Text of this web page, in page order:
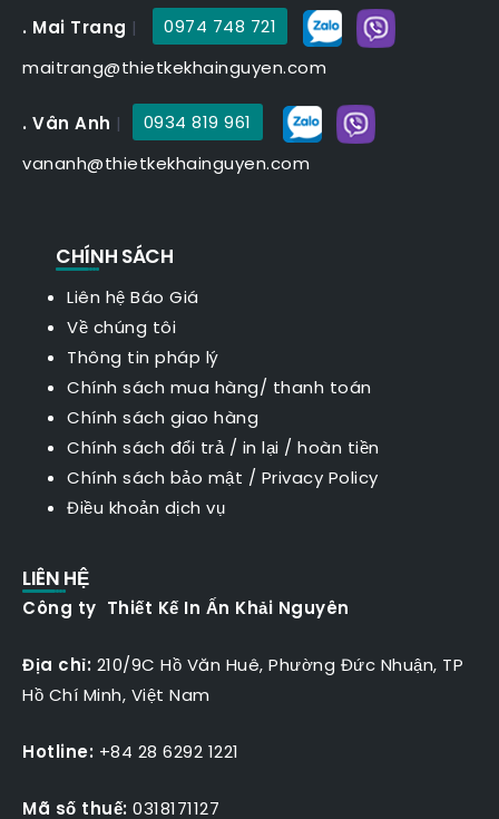
. Mai Trang |
0974 748 721
maitrang@thietkekhainguyen.com
. Vân Anh |
0934 819 961
vananh@thietkekhainguyen.com
CHÍNH SÁCH
Liên hệ Báo Giá
Về chúng tôi
Thông tin pháp lý
Chính sách mua hàng/ thanh toán
Chính sách giao hàng
Chính sách đổi trả / in lại / hoàn tiền
Chính sách bảo mật / Privacy Policy
Điều khoản dịch vụ
LIÊN HỆ
Công ty Thiết Kế In Ấn Khải Nguyên
Địa chỉ: 210/9C Hồ Văn Huê, Phường Đức Nhuận, TP
Hồ Chí Minh, Việt Nam
Hotline: +84 28 6292 1221
Mã số thuế: 0318171127